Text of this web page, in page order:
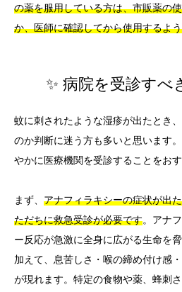
の薬を服用している方は、市販薬の
か、医師に確認してから使用するよ
✨ 病院を受診すべ
蚊に刺されたような湿疹が出たとき
のか判断に迷う方も多いと思います
やかに医療機関を受診することをおす
まず、 アナフィラキシーの症状が出
ただちに救急受診が必要です。アナ
ー反応が急激に全身に広がる生命を
加えて、息苦しさ・喉の締め付け感
が現れます。特定の食物や薬、蜂刺